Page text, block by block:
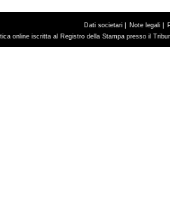
Dati societari | Note legali |
online iscritta al Registro della Stampa presso il